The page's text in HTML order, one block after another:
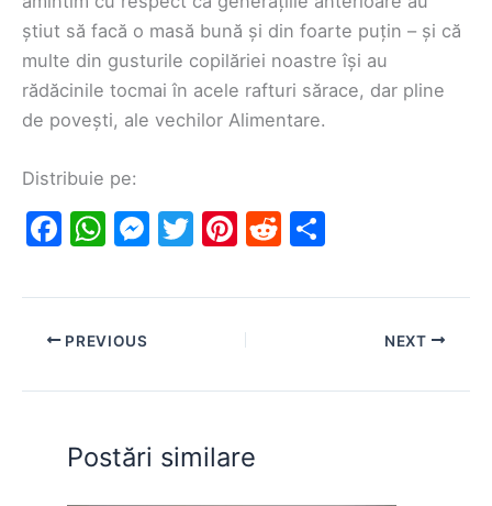
știut să facă o masă bună și din foarte puțin – și că
multe din gusturile copilăriei noastre își au
rădăcinile tocmai în acele rafturi sărace, dar pline
de povești, ale vechilor Alimentare.
Distribuie pe:
F
c
e
o
o
k
W
at
s
p
p
M
s
n
g
er
T
itt
Pi
er
e
R
d ar
PREVIOUS NEXT
Postări similare